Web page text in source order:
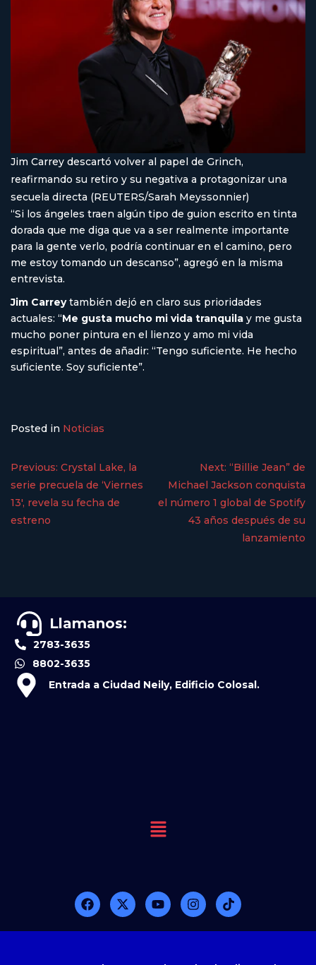
Jim Carrey descartó volver al papel de Grinch,
reafirmando su retiro y su negativa a protagonizar una
secuela directa (REUTERS/Sarah Meyssonnier)
“Si los ángeles traen algún tipo de guion escrito en tinta
dorada que me diga que va a ser realmente importante
para la gente verlo, podría continuar en el camino, pero
me estoy tomando un descanso”, agregó en la misma
entrevista.
Jim Carreytambién dejó en claro sus prioridades
actuales: “Me gusta mucho mi vida tranquila y me gusta
mucho poner pintura en el lienzo y amo mi vida
espiritual”, antes de añadir: “Tengo suficiente. He hecho
suficiente. Soy suficiente”.
Posted in Noticias
Previous: Crystal Lake, la
serie precuela de ‘Viernes
13′, revela su fecha de
estreno
Next: “Billie Jean” de
Michael Jackson conquista
el número 1 global de Spotify
43 años después de su
lanzamiento
Llamanos:
2783-3635
8802-3635
Entrada a Ciudad Neily, Edificio Colosal.